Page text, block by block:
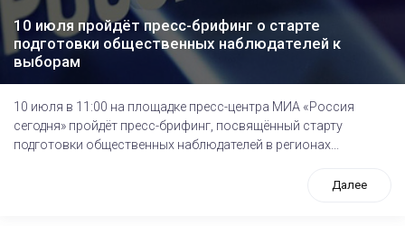
10 июля пройдёт пресс-брифинг о старте
подготовки общественных наблюдателей к
выборам
10 июля в 11:00 на площадке пресс-центра МИА «Россия
сегодня» пройдёт пресс-брифинг, посвящённый cтарту
подготовки общественных наблюдателей в регионах...
Далее